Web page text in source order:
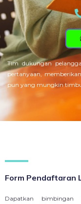
Tim dukungan
pertanyaan,
pun yang mungkin
Form Pendaftaran
Dapatkan